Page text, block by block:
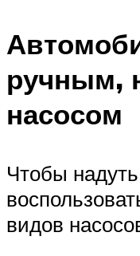
ручным,
насосом
Чтобы
видов